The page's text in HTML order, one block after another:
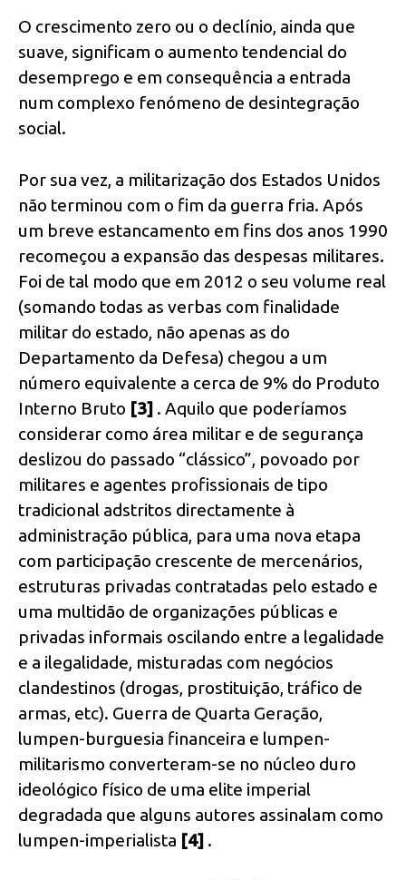
O crescimento zero ou o declínio, ainda que
suave, significam o aumento tendencial do
desemprego e em consequência a entrada
num complexo fenómeno de desintegração
social.
Por sua vez, a militarização dos Estados Unidos
não terminou com o fim da guerra fria. Após
um breve estancamento em fins dos anos 1990
recomeçou a expansão das despesas militares.
Foi de tal modo que em 2012 o seu volume real
(somando todas as verbas com finalidade
militar do estado, não apenas as do
Departamento da Defesa) chegou a um
número equivalente a cerca de 9% do Produto
Interno Bruto [3] . Aquilo que poderíamos
considerar como área militar e de segurança
deslizou do passado “clássico”, povoado por
militares e agentes profissionais de tipo
tradicional adstritos directamente à
administração pública, para uma nova etapa
com participação crescente de mercenários,
estruturas privadas contratadas pelo estado e
uma multidão de organizações públicas e
privadas informais oscilando entre a legalidade
e a ilegalidade, misturadas com negócios
clandestinos (drogas, prostituição, tráfico de
armas, etc). Guerra de Quarta Geração,
lumpen-burguesia financeira e lumpen-
militarismo converteram-se no núcleo duro
ideológico físico de uma elite imperial
degradada que alguns autores assinalam como
lumpen-imperialista [4] .